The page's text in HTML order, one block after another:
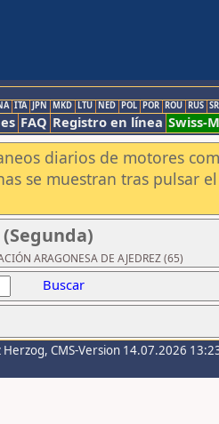
ITA JPN MKD LTU NED POL POR ROU RUS
FAQ Registro en línea Swiss-
diarios de motores
se muestran tras pulsar
ARAGONESA DE AJEDREZ (65)
Buscar
, CMS-Version 14.07.2026